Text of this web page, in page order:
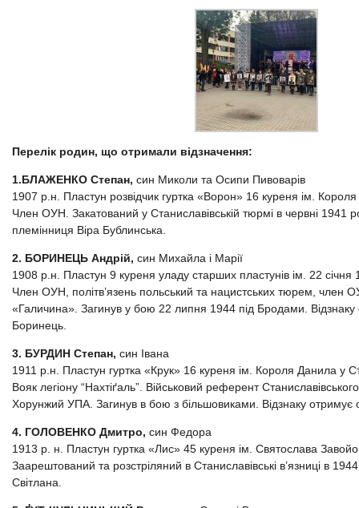
Перелік родин, що отримали відзначення:
1.БЛАЖЕНКО Степан, син Миколи та Осипи Пивоварів
1907 р.н. Пластун розвідчик гуртка «Ворон» 16 куреня ім.
Член ОУН. Закатований у Станиславівській тюрмі в червні 1941
племінниця Віра Бублинська.
2. БОРИНЕЦЬ Андрій, син Михайла і Марії
1908 р.н. Пластун 9 куреня уладу старших пластунів ім. 22 січня
Член ОУН, політв’язень польський та нацистських тюрем, член
«Галичина». Загинув у бою 22 липня 1944 під Бродами.
Боринець.
3. БУРДИН Степан, син Івана
1911 р.н. Пластун гуртка «Крук» 16 куреня ім. Короля Данила у
Вояк легіону “Нахтіґаль”. Військовий референт
Хорунжий УПА. Загинув в бою з більшовиками. Відзнаку
4. ГОЛОВЕНКО Дмитро, син Федора
1913 р. н. Пластун гуртка «Лис» 45 куреня ім. Святослава
Заарештований та розстріляний в Станиславівські в’язниці в
Світлана.